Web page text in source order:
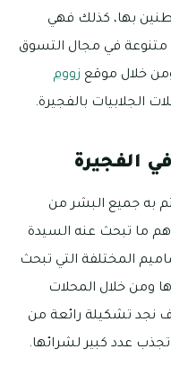
بها، كذلك فهي
في مجال التسوق
خلال موقع زووم
بالفجيرة.
الفجيرة
به جميع البشر من
ما تبحث عنه السيدة
المختلفة التي تبحث
ومن خلال المحلات
نجد تشكيلة رائعة من
عدد كبير لشرائها.